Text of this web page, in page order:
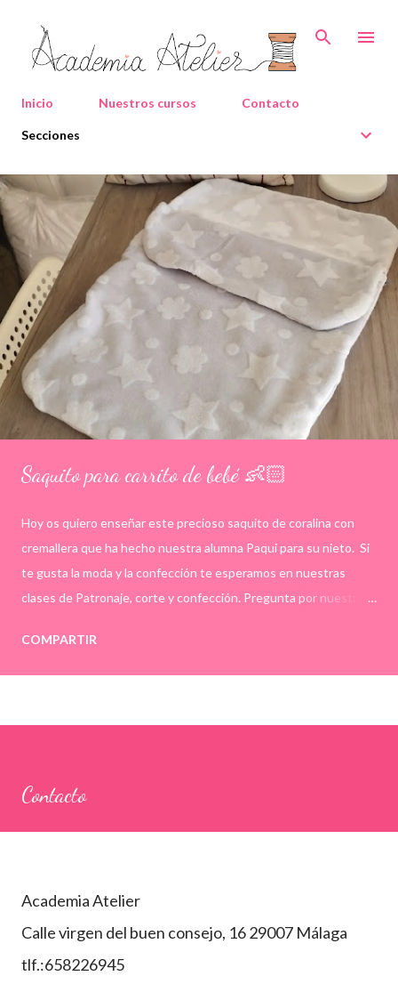
Inicio Nuestros cursos Contacto
Secciones
Saquito para carrito de bebé 👶🏻
Hoy os quiero enseñar este precioso saquito de coralina con
cremallera que ha hecho nuestra alumna Paqui para su nieto. Si
te gusta la moda y la confección te esperamos en nuestras
clases de Patronaje, corte y confección. Pregunta por nuestras
MD. ¡Te esperamos! . . . #sacoparacapazo #modabebé
#clasesdecostura #academiaatelier #corteyconfeccion
COMPARTIR
Contacto
Academia Atelier
Calle virgen del buen consejo, 16 29007 Málaga
tlf.:658226945